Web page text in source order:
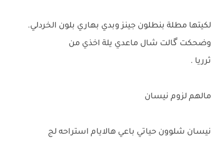
لكيتها مطلة بنطلون جينز وبدي بهاري بلون الخردلي.
وضحكت گالت شال ماعدي يلة اخذي من
ثرريا .
مالهم لزوم نيسان
نيسان شلوون حياتي باعي هالايام استراحه لج